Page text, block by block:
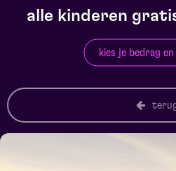
alle kinderen
kies je bedrag